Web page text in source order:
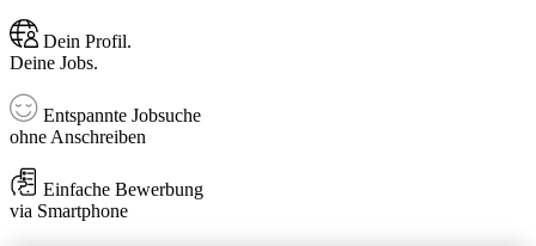
Dein Profil.
Deine Jobs.
Entspannte Jobsuche
ohne Anschreiben
Einfache Bewerbung
via Smartphone